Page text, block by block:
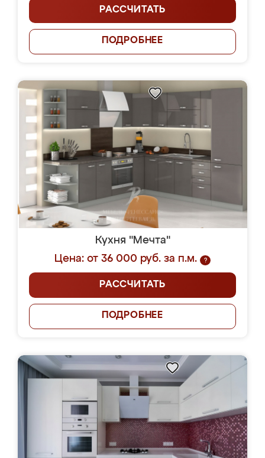
РАССЧИТАТЬ
ПОДРОБНЕЕ
Кухня "Мечта"
Цена: от 36 000 руб. за п.м.
?
РАССЧИТАТЬ
ПОДРОБНЕЕ